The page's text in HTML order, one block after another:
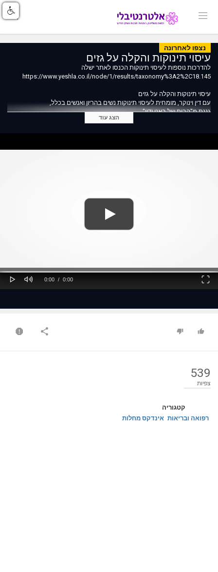
נצפו לאחרונה
עיסוי תינוקות והקלה על גזים
להדרכות נוספות לעיסוי תינוקות הכנסו לאתר ישלה
https://www.yeshla.co.il/node/1/results/taxonomy%3A2%2C18.145
עיסוי תינוקות והקלה על גזים
עם דין וינוקר, מומחית לעיסוי תינוקות נשים בהריון ואנשים בכלל,
גננת מ"הבית של באני ודין".
הצג עוד
Play Mute
Current
0:00 /
Duration
0:00
Fullscreen
539
צפיות
קטגוריה
רפואה ובריאות אינדקס מחלות